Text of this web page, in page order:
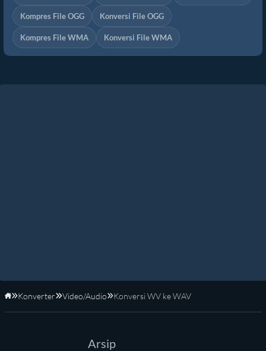
Kompres File OGG Konversi File OGG
Kompres File WMA Konversi File WMA
Beranda
Konverter Video/Audio Konversi WV ke WAV
Arsip